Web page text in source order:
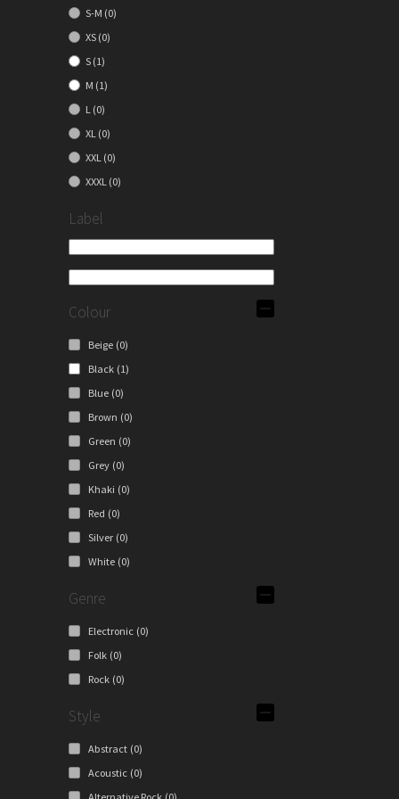
S-M (0)
XS (0)
S (1)
M (1)
L (0)
XL (0)
XXL (0)
XXXL (0)
Label
Colour
Beige (0)
Black (1)
Blue (0)
Brown (0)
Green (0)
Grey (0)
Khaki (0)
Red (0)
Silver (0)
White (0)
Genre
Electronic (0)
Folk (0)
Rock (0)
Style
Abstract (0)
Acoustic (0)